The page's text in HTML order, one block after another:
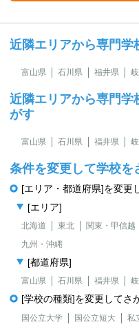
近隣エリアから専門学
富山県 石川県 福井県
近隣エリアから専門学
がす
富山県 石川県 福井県
条件を変更して学校を
[エリア・都道府県]を変更
[エリア]
北海道 東北 関東・甲信越
九州・沖縄
[都道府県]
富山県 石川県 福井県
[学校の種類]を変更してさ
国公立大学 国公立短大 私